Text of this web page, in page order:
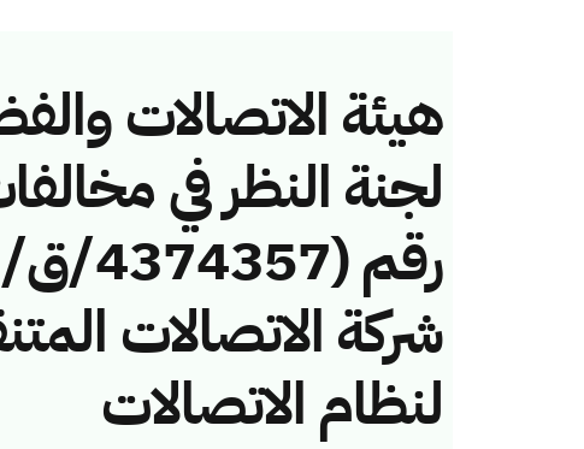
هيئة الاتصالات
لجنة النظر في
شركة الاتصالات
لنظام الاتصالات